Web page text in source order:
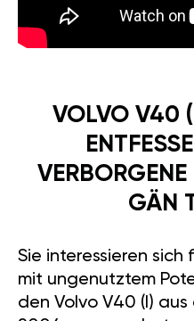
VOLVO V40
GÄN
Sie interessieren sich
mit ungenutztem
den Volvo V40 (I)